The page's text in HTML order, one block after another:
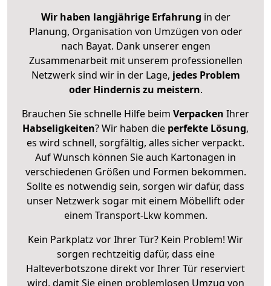
Wir haben langjährige Erfahrung in der
Planung, Organisation von Umzügen von oder
nach Bayat. Dank unserer engen
Zusammenarbeit mit unserem professionellen
Netzwerk sind wir in der Lage, jedes Problem
oder Hindernis zu meistern.
Brauchen Sie schnelle Hilfe beim Verpacken Ihrer
Habseligkeiten? Wir haben die perfekte Lösung,
es wird schnell, sorgfältig, alles sicher verpackt.
Auf Wunsch können Sie auch Kartonagen in
verschiedenen Größen und Formen bekommen.
Sollte es notwendig sein, sorgen wir dafür, dass
unser Netzwerk sogar mit einem Möbellift oder
einem Transport-Lkw kommen.
Kein Parkplatz vor Ihrer Tür? Kein Problem! Wir
sorgen rechtzeitig dafür, dass eine
Halteverbotszone direkt vor Ihrer Tür reserviert
wird, damit Sie einen problemlosen Umzug von